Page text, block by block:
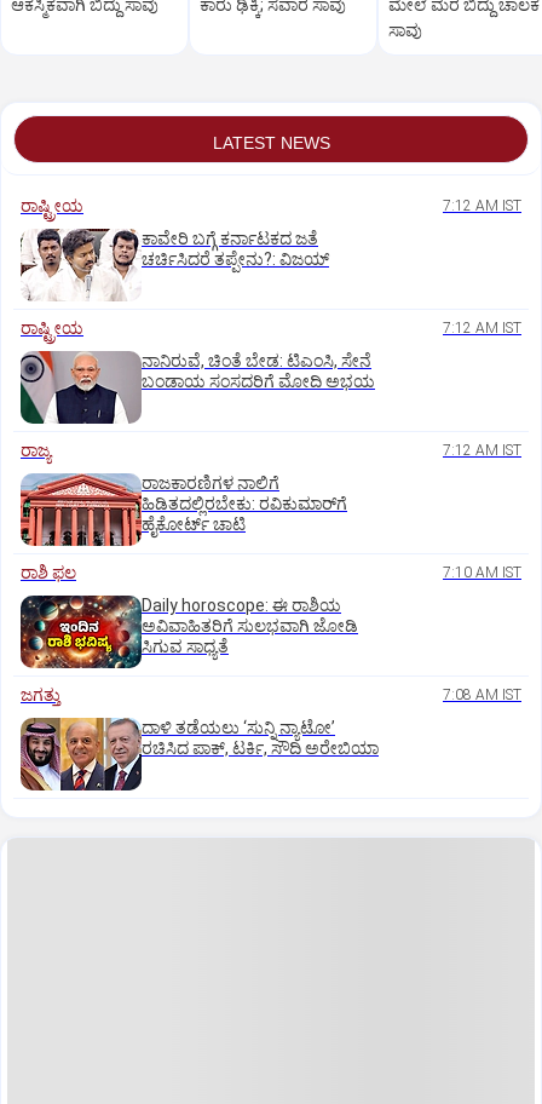
ಆಕಸ್ಮಿಕವಾಗಿ ಬಿದ್ದು ಸಾವು
ಕಾರು ಢಿಕ್ಕಿ; ಸವಾರ ಸಾವು
ಮೇಲೆ ಮರ ಬಿದ್ದು ಚಾಲಕ
ಸಾವು
LATEST NEWS
ರಾಷ್ಟ್ರೀಯ 7:12 AM IST
ಕಾವೇರಿ ಬಗ್ಗೆ ಕರ್ನಾಟಕದ ಜತೆ
ಚರ್ಚಿಸಿದರೆ ತಪ್ಪೇನು?: ವಿಜಯ್‌
ರಾಷ್ಟ್ರೀಯ 7:12 AM IST
ನಾನಿರುವೆ, ಚಿಂತೆ ಬೇಡ: ಟಿಎಂಸಿ, ಸೇನೆ
ಬಂಡಾಯ ಸಂಸದರಿಗೆ ಮೋದಿ ಅಭಯ
ರಾಜ್ಯ 7:12 AM IST
ರಾಜಕಾರಣಿಗಳ ನಾಲಿಗೆ
ಹಿಡಿತದಲ್ಲಿರಬೇಕು: ರವಿಕುಮಾರ್‌ಗೆ
ಹೈಕೋರ್ಟ್ ಚಾಟಿ
ರಾಶಿ ಫಲ 7:10 AM IST
Daily horoscope: ಈ ರಾಶಿಯ
ಅವಿವಾಹಿತರಿಗೆ ಸುಲಭವಾಗಿ ಜೋಡಿ
ಸಿಗುವ ಸಾಧ್ಯತೆ
ಜಗತ್ತು 7:08 AM IST
ದಾಳಿ ತಡೆಯಲು ‘ಸುನ್ನಿ ನ್ಯಾಟೋ’
ರಚಿಸಿದ ಪಾಕ್‌, ಟರ್ಕಿ, ಸೌದಿ ಅರೇಬಿಯಾ